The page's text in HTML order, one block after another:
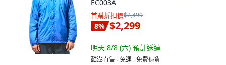
EC003A
首購折扣價$2,499
8% $2,299
明天 8/8 (六) 預計送達
酷澎直售 ∙ 免運 ∙ 免費退貨